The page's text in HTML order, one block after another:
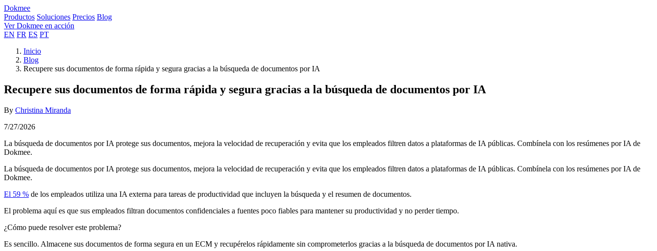
Dokmee
Productos Soluciones Precios Blog
Ver Dokmee en acción
EN FR ES PT
Inicio
Blog
Recupere sus documentos de forma rápida y segura gracias a la búsqueda de documentos por IA
Recupere sus documentos de forma rápida y segura gracias a la búsqueda de documentos por IA
By Christina Miranda
7/27/2026
La búsqueda de documentos por IA protege sus documentos, mejora la velocidad de recuperación y evita que los empleados filtren datos a plataformas de IA públicas. Combínela con los resúmenes por IA de
Dokmee.
La búsqueda de documentos por IA protege sus documentos, mejora la velocidad de recuperación y evita que los empleados filtren datos a plataformas de IA públicas. Combínela con los resúmenes por IA de
Dokmee.
El 59 % de los empleados utiliza una IA externa para tareas de productividad que incluyen la búsqueda y el resumen de documentos.
El problema aquí es que sus empleados filtran documentos confidenciales a fuentes poco fiables para mantener su productividad y no perder tiempo.
¿Cómo puede resolver este problema?
Es sencillo. Almacene sus documentos de forma segura en un ECM y recupérelos rápidamente sin comprometerlos gracias a la búsqueda de documentos por IA nativa.